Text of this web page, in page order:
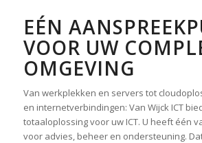
EÉN
VOOR UW
OMGEVING
Van werkplekken en servers tot
en internetverbindingen: Van Wijck ICT
totaaloplossing voor uw ICT. U heeft één
voor advies, beheer en ondersteuning.